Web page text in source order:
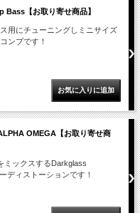
Bass【お取り寄せ商品】
用にチューニングしミニサイズ
ンプです！
OMEGA【お取り寄せ商
ミックスするDarkglass
ディストーションです！